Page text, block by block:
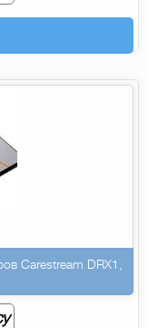
Carestream DRX1,